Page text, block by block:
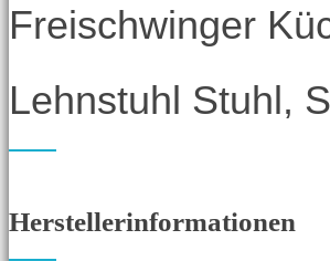
Freischwinger
Lehnstuhl Stuhl,
Herstellerinformationen